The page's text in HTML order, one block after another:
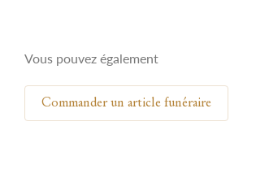
Vous pouvez également
Commander un article funéraire